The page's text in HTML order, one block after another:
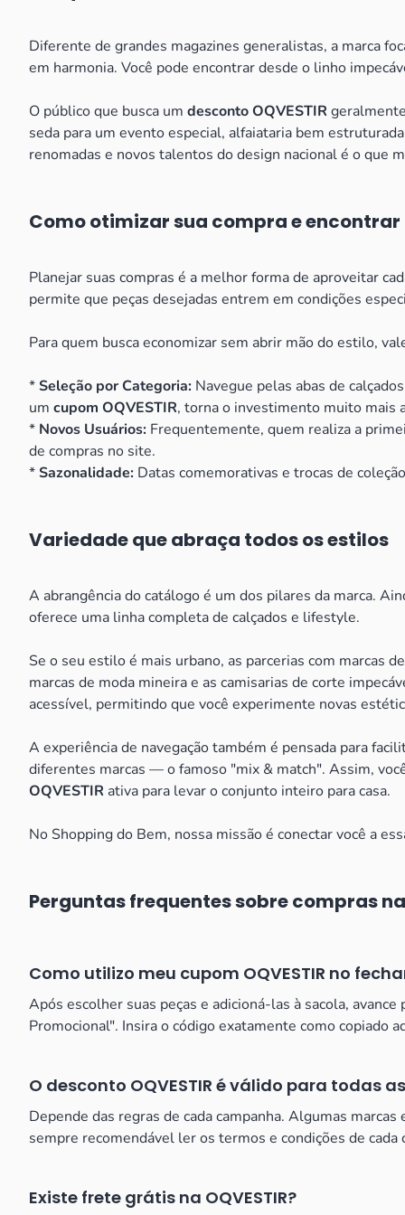
Diferente de grandes magazines generalistas, a marca
em harmonia. Você pode encontrar desde o linho
O público que busca um desconto OQVESTIR
seda para um evento especial, alfaiataria bem
renomadas e novos talentos do design nacional é o que
Como otimizar sua compra e
Planejar suas compras é a melhor forma de aproveitar
permite que peças desejadas entrem em condições
Para quem busca economizar sem abrir mão do estilo,
*Seleção por Categoria: Navegue pelas abas de
um cupom OQVESTIR, torna o investimento muito mais
* Novos Usuários: Frequentemente, quem realiza a
de compras no site.
*Sazonalidade: Datas comemorativas e trocas de
Variedade que abraça todos os estilos
A abrangência do catálogo é um dos pilares da marca.
oferece uma linha completa de calçados e lifestyle.
Se o seu estilo é mais urbano, as parcerias com marcas
marcas de moda mineira e as camisarias de corte
acessível, permitindo que você experimente novas
A experiência de navegação também é pensada para
diferentes marcas — o famoso "mix & match". Assim,
OQVESTIR ativa para levar o conjunto inteiro para casa.
No Shopping do Bem, nossa missão é conectar você a
Perguntas frequentes sobre compras na
Como utilizo meu cupom OQVESTIR no
Após escolher suas peças e adicioná-las à sacola,
Promocional". Insira o código exatamente como copiado
O desconto OQVESTIR é válido para todas
Depende das regras de cada campanha. Algumas
sempre recomendável ler os termos e condições de
Existe frete grátis na OQVESTIR?